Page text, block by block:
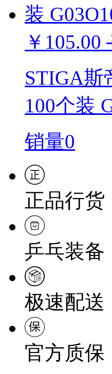
￥105.00
STIGA斯
100个装
销量0
正品行货
乒乓装备
极速配送
官方质保